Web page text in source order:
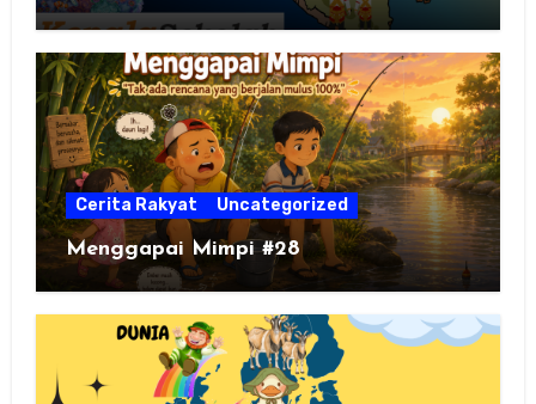
Cerita Rakyat Uncategorized
Menggapai Mimpi #28